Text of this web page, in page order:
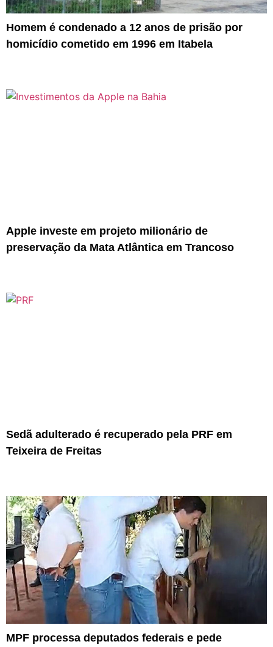
Homem é condenado a 12 anos de prisão por
homicídio cometido em 1996 em Itabela
Apple investe em projeto milionário de
preservação da Mata Atlântica em Trancoso
Sedã adulterado é recuperado pela PRF em
Teixeira de Freitas
MPF processa deputados federais e pede